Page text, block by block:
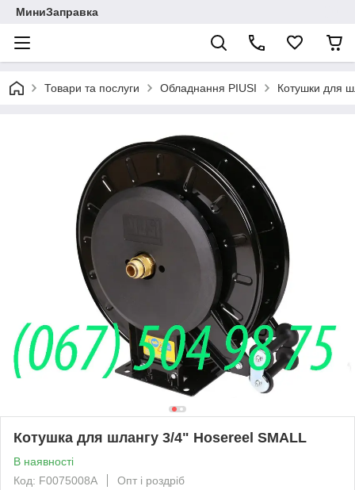
МиниЗаправка
Товари та послуги Обладнання PIUSI Котушки для
Котушка для шлангу 3/4" Hosereel SMALL
В наявності
Код: F0075008A
Опт і роздріб